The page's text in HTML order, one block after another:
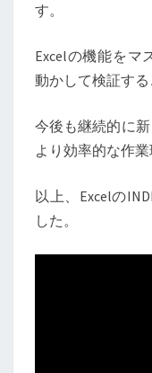
す。
Excelの機能をマ
動かして検証する
今後も継続的に
より効率的な作
以上、Excelの
した。